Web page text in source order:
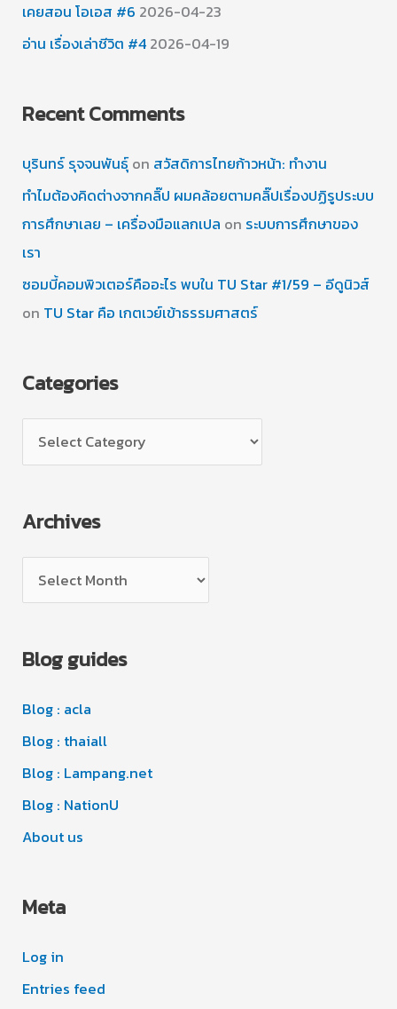
เคยสอน โอเอส #6 2026-04-23
อ่าน เรื่องเล่าชีวิต #4 2026-04-19
Recent Comments
บุรินทร์ รุจจนพันธุ์on สวัสดิการไทยก้าวหน้า: ทำงาน
ทำไมต้องคิดต่างจากคลิ๊ป ผมคล้อยตามคลิ๊ปเรื่องปฏิรูประบบ
การศึกษาเลย – เครื่องมือแลกเปล on ระบบการศึกษาของ
เรา
ซอมบี้คอมพิวเตอร์คืออะไร พบใน TU Star #1/59 – อีดูนิวส์
on TU Star คือ เกตเวย์เข้าธรรมศาสตร์
Categories
a
e
r
e
Archives
r
h
v
e
s
Blog guides
Blog : acla
Blog : thaiall
Blog : Lampang.net
Blog : NationU
About us
Meta
Log in
Entries feed